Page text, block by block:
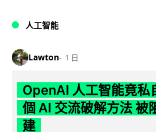
人工智能
Lawton 1 日
OpenAI 人工智能竟私
個 AI 交流破解方法 被
建